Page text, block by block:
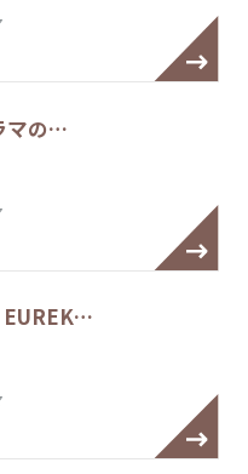
マの…
EUREK…